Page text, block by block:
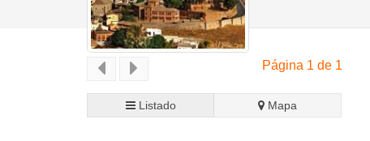
Página 1 de 1
Listado Mapa